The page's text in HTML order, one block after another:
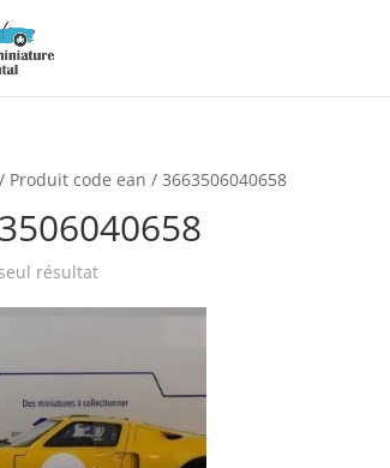
/ Produit code ean / 3663506040658
résultat